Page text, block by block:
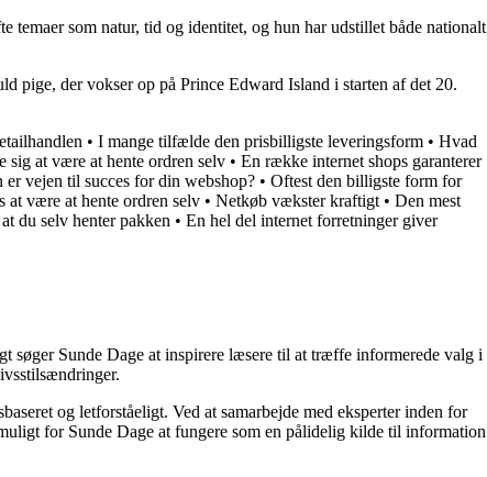
som natur, tid og identitet, og hun har udstillet både nationalt
pige, der vokser op på Prince Edward Island i starten af det 20.
• I mange tilfælde den prisbilligste leveringsform • Hvad
at være at hente ordren selv • En række internet shops garanterer
vejen til succes for din webshop? • Oftest den billigste form for
at være at hente ordren selv • Netkøb vækster kraftigt • Den mest
du selv henter pakken • En hel del internet forretninger giver
søger Sunde Dage at inspirere læsere til at træffe informerede valg i
og letforståeligt. Ved at samarbejde med eksperter inden for
for Sunde Dage at fungere som en pålidelig kilde til information